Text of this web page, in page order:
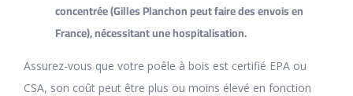
concentrée (Gilles Planchon peut faire des envois en
France), nécessitant une hospitalisation.
Assurez-vous que votre poêle à bois est certifié EPA ou
CSA, son coût peut être plus ou moins élevé en fonction